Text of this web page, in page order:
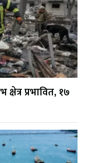
प्रभावित, १७